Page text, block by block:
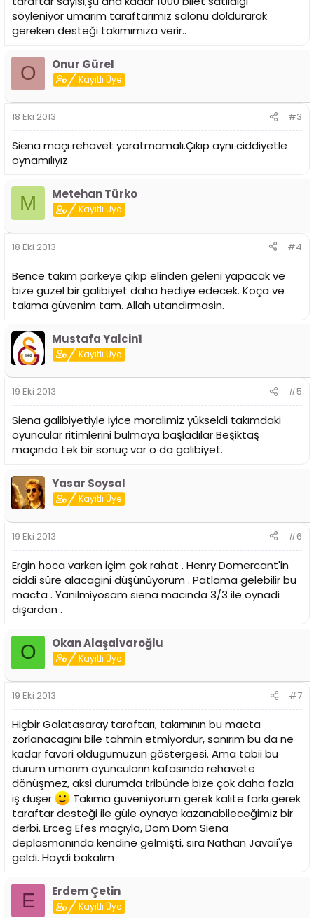
söyleniyor umarım taraftarımız salonu doldurarak
gereken desteği takımımıza verir..
O Onur Gürel
Kayıtlı Üye
18 Eki 2013 #3
Siena maçı rehavet yaratmamalı.Çıkıp aynı ciddiyetle
oynamılıyız
M Metehan Türko
Kayıtlı Üye
18 Eki 2013 #4
Bence takım parkeye çıkıp elinden geleni yapacak ve
bize güzel bir galibiyet daha hediye edecek. Koça ve
takıma güvenim tam. Allah utandirmasin.
Mustafa Yalcin1
Kayıtlı Üye
19 Eki 2013 #5
Siena galibiyetiyle iyice moralimiz yükseldi takımdaki
oyuncular ritimlerini bulmaya başladılar Beşiktaş
maçında tek bir sonuç var o da galibiyet.
Yasar Soysal
Kayıtlı Üye
19 Eki 2013 #6
Ergin hoca varken içim çok rahat . Henry Domercant'in
ciddi süre alacagini düşünüyorum . Patlama gelebilir bu
macta . Yanilmiyosam siena macinda 3/3 ile oynadi
dışardan .
O Okan Alaşalvaroğlu
Kayıtlı Üye
19 Eki 2013 #7
Hiçbir Galatasaray taraftarı, takımının bu macta
zorlanacagını bile tahmin etmiyordur, sanırım bu da ne
kadar favori oldugumuzun göstergesi. Ama tabii bu
durum umarım oyuncuların kafasında rehavete
dönüşmez, aksi durumda tribünde bize çok daha fazla
iş düşer
Takıma güveniyorum gerek kalite farkı gerek
taraftar desteği ile güle oynaya kazanabileceğimiz bir
derbi. Erceg Efes maçıyla, Dom Dom Siena
deplasmanında kendine gelmişti, sıra Nathan Javaii'ye
geldi. Haydi bakalım
E Erdem Çetin
Kayıtlı Üye